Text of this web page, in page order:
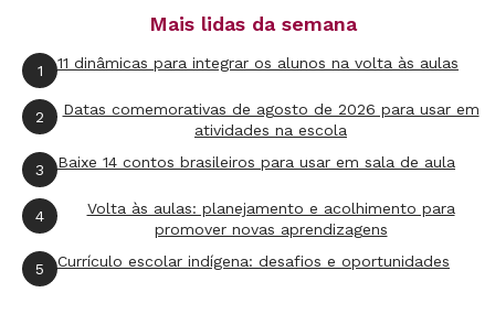
ser ensinado aos alunos?
MIRTA
sejam produzidos textos qualificados entre
aceitáveis e bons. A turma toda deve ser
incentivada a escrever de maneira habitual e
frequente. Tal como um piloto de avião precisa
acumular horas de voo para ser hábil, um
escritor precisa somar muitas oportunidades
de escrita.
Mais lidas da semana
1 11 dinâmicas para integrar os alunos na volta às aulas
2
Datas comemorativas de agosto de 2026 para usar em
atividades na escola
3 Baixe 14 contos brasileiros para usar em sala de aula
4
Volta às aulas: planejamento e acolhimento para
promover novas aprendizagens
5 Currículo escolar indígena: desafios e oportunidades